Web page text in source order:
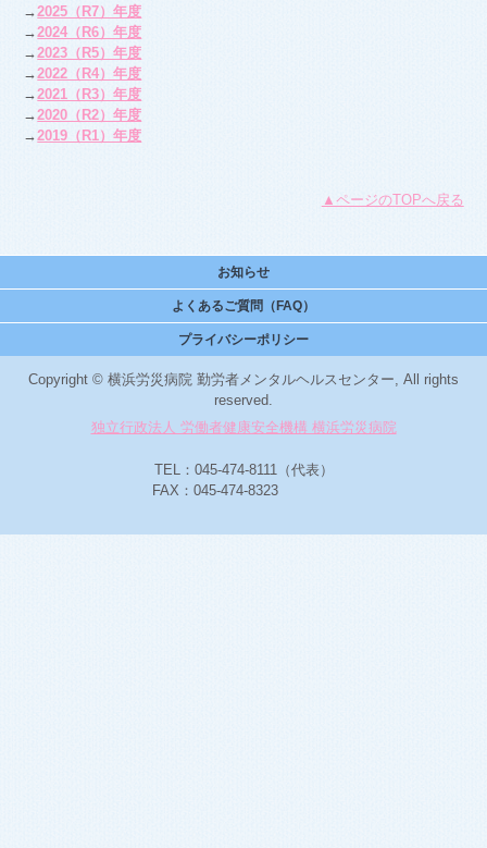
→2025（R7）年度
→2024（R6）年度
→2023（R5）年度
→2022（R4）年度
→2021（R3）年度
→2020（R2）年度
→2019（R1）年度
▲ページのTOPへ戻る
お知らせ
よくあるご質問（FAQ）
プライバシーポリシー
Copyright © 横浜労災病院 勤労者メンタルヘルスセンター, All rights
reserved.
独立行政法人 労働者健康安全機構 横浜労災病院
TEL：045-474-8111（代表）
FAX：045-474-8323